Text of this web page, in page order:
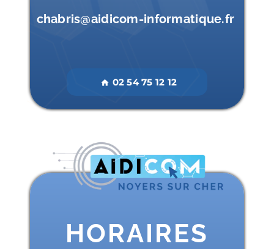
HORAIRES
chabris@aidicom-informatique.fr
home 02 54 75 12 12